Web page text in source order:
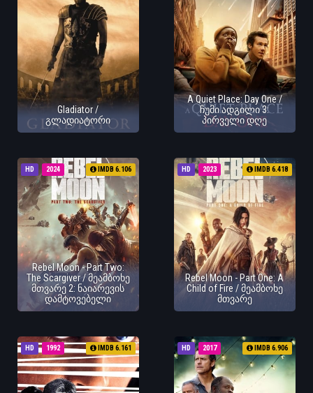
Gladiator /
გლადიატორი
A Quiet Place: Day One /
ჩუმი ადგილი 3:
პირველი დღე
HD 2024 IMDB 6.106
Rebel Moon - Part Two:
The Scargiver / მეამბოხე
მთვარე 2: ნაიარევის
დამტოვებელი
HD 2023 IMDB 6.418
Rebel Moon - Part One: A
Child of Fire / მეამბოხე
მთვარე
HD 1992 IMDB 6.161 HD 2017 IMDB 6.906